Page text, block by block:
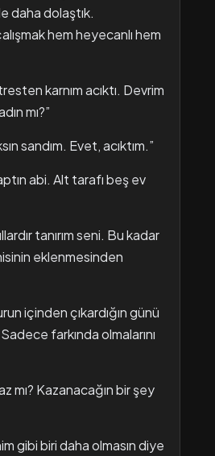
daha dolaştık.
hem heyecanlı hem
karnım acıktı. Devrim
mı?”
sandım. Evet, acıktım.”
abi. Alt tarafı beş ev
tanırım seni. Bu kadar
eklenmesinden
içinden çıkardığın günü
farkında olmalarını
mı? Kazanacağın bir şey
gibi biri daha olmasın diye